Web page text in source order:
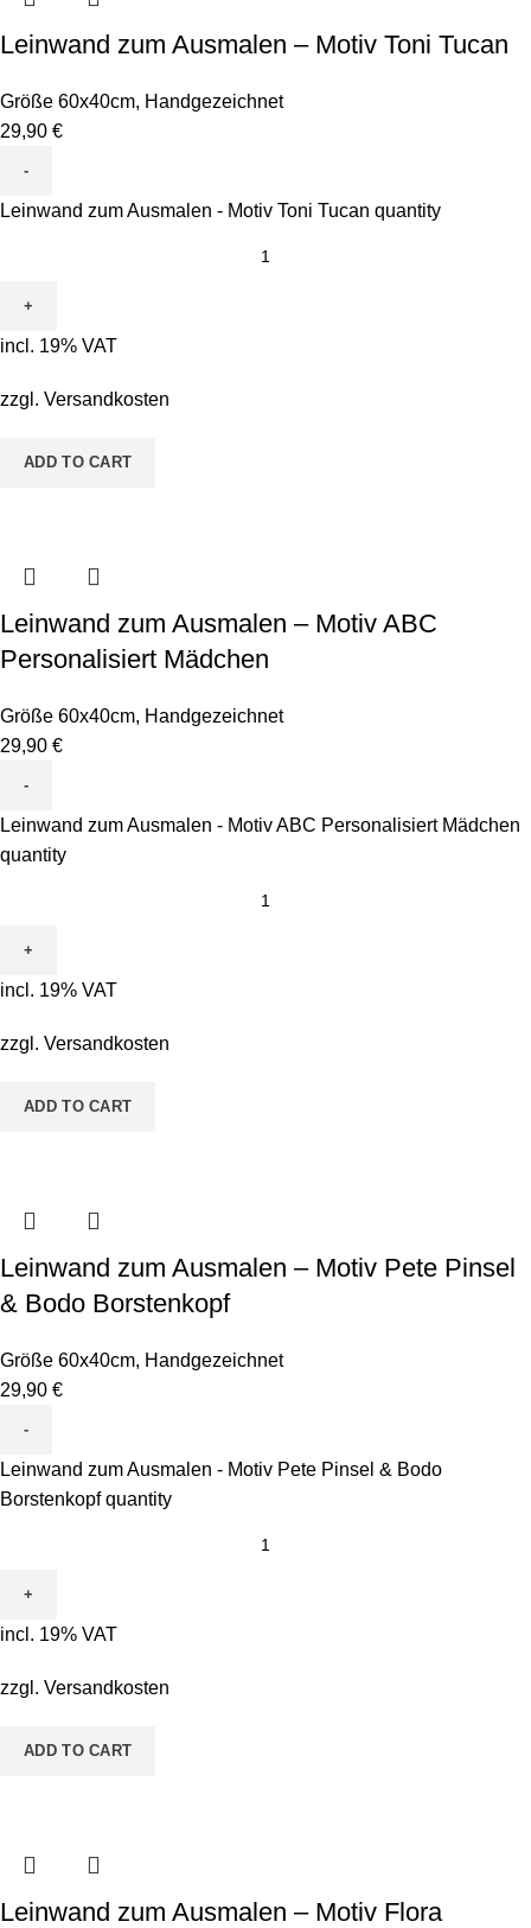
Leinwand zum Ausmalen – Motiv Toni Tucan
Größe 60x40cm, Handgezeichnet
29,90 €
Leinwand zum Ausmalen - Motiv Toni Tucan quantity
incl. 19% VAT
zzgl. Versandkosten
ADD TO CART
Leinwand zum Ausmalen – Motiv ABC
Personalisiert Mädchen
Größe 60x40cm, Handgezeichnet
29,90 €
Leinwand zum Ausmalen - Motiv ABC Personalisiert Mädchen
quantity
incl. 19% VAT
zzgl. Versandkosten
ADD TO CART
Leinwand zum Ausmalen – Motiv Pete Pinsel
& Bodo Borstenkopf
Größe 60x40cm, Handgezeichnet
29,90 €
Leinwand zum Ausmalen - Motiv Pete Pinsel & Bodo
Borstenkopf quantity
incl. 19% VAT
zzgl. Versandkosten
ADD TO CART
Leinwand zum Ausmalen – Motiv Flora